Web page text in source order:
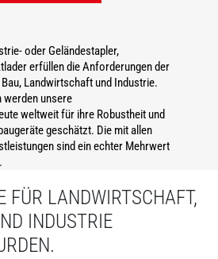
oder Geländestapler,
erfüllen die Anforderungen der
Landwirtschaft und Industrie.
unsere
weltweit für ihre Robustheit und
geschätzt. Die mit allen
sind ein echter Mehrwert
FÜR LANDWIRTSCHAFT,
INDUSTRIE